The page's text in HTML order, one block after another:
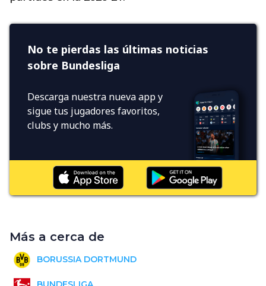
No te pierdas las últimas noticias
sobre Bundesliga
Descarga nuestra nueva app y
sigue tus jugadores favoritos,
clubs y mucho más.
Más a cerca de
BORUSSIA DORTMUND